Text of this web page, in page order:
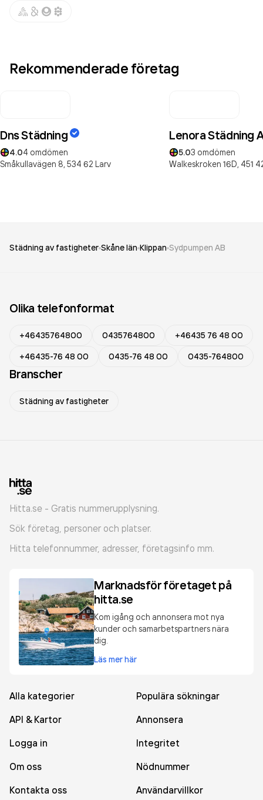
Rekommenderade företag
Dns Städning
4.04 omdömen
Småkullavägen 8, 534 62 Larv
Lenora Städning
5.03 omdömen
Walkeskroken 16D, 451
Städning av fastigheter Skåne län Klippan Sydpumpen AB
Olika telefonformat
+46435764800 0435764800
+46435 76 48 00
+46435-76 48 00
0435-76 48 00 0435-764800
Branscher
Städning av fastigheter
Hitta.se - Gratis nummerupplysning.
Sök företag, personer och platser.
Hitta telefonnummer, adresser, företagsinfo mm.
Marknadsför företaget på
hitta.se
Kom igång och annonsera mot nya
kunder och samarbetspartners nära
dig.
Läs mer här
Alla kategorier
Populära sökningar
API & Kartor
Annonsera
Logga in
Integritet
Om oss
Nödnummer
Kontakta oss
Användarvillkor